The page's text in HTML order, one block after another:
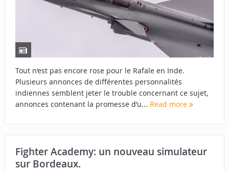
Tout n’est pas encore rose pour le Rafale en Inde.
Plusieurs annonces de différentes personnalités
indiennes semblent jeter le trouble concernant ce sujet,
annonces contenant la promesse d’u... Read more
Fighter Academy: un nouveau simulateur
sur Bordeaux.